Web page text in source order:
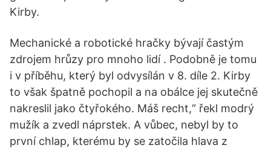
Kirby.
Mechanické a robotické hračky bývají častým
zdrojem hrůzy pro mnoho lidí . Podobně je tomu
i v příběhu, který byl odvysílán v 8. díle 2. Kirby
to však špatně pochopil a na obálce jej skutečně
nakreslil jako čtyřokého. Máš recht,“ řekl modrý
mužík a zvedl náprstek. A vůbec, nebyl by to
první chlap, kterému by se zatočila hlava z